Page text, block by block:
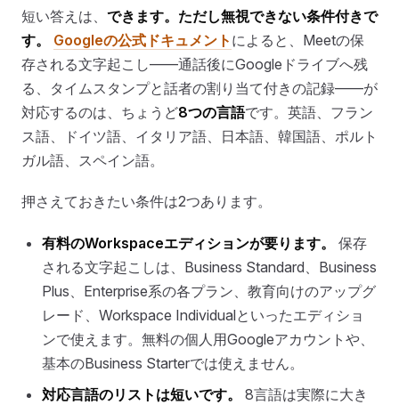
短い答えは、 できます。ただし無視できない条件付きで
す。
Googleの公式ドキュメント によると、Meetの保
存される文字起こし——通話後にGoogleドライブへ残
る、タイムスタンプと話者の割り当て付きの記録——が
対応するのは、ちょうど8つの言語です。英語、フラン
ス語、ドイツ語、イタリア語、日本語、韓国語、ポルト
ガル語、スペイン語。
押さえておきたい条件は2つあります。
有料のWorkspaceエディションが要ります。
保存
される文字起こしは、Business Standard、Business
Plus、Enterprise系の各プラン、教育向けのアップグ
レード、Workspace Individualといったエディショ
ンで使えます。無料の個人用Googleアカウントや、
基本のBusiness Starterでは使えません。
対応言語のリストは短いです。
8言語は実際に大き